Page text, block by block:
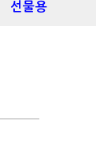
선물용